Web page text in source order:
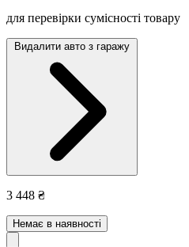
для перевірки сумісності товару
Видалити авто з гаражу
3 448 ₴
Немає в наявності